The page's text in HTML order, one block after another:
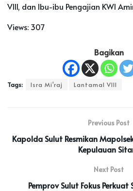
VIII, dan Ibu-ibu Pengajian KWI
Views: 307
Bagikan
Tags: Isra Mi'raj Lantamal VIII
Previous Post
Kapolda Sulut Resmikan
Kepulauan
Next Post
Pemprov Sulut Fokus Perkuat